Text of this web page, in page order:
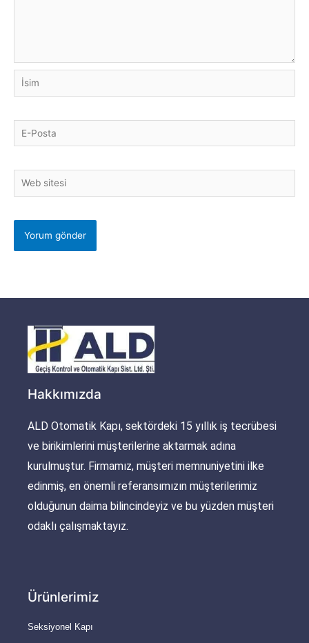
İsim
E-
Posta
Web
sitesi
Hakkımızda
ALD Otomatik Kapı, sektördeki 15 yıllık iş tecrübesi
ve birikimlerini müşterilerine aktarmak adına
kurulmuştur. Firmamız, müşteri memnuniyetini ilke
edinmiş, en önemli referansımızın müşterilerimiz
olduğunun daima bilincindeyiz ve bu yüzden müşteri
odaklı çalışmaktayız.
Ürünlerimiz
Seksiyonel Kapı